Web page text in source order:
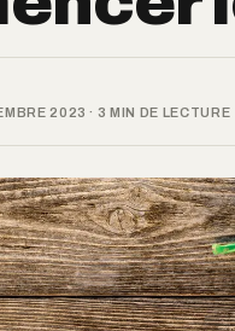
2023 · 3 MIN DE LECTURE